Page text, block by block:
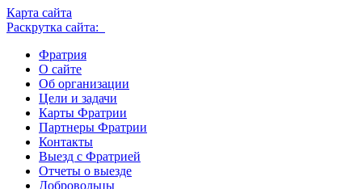
Карта сайта
Раскрутка сайта:
Фратрия
О сайте
Об организации
Цели и задачи
Карты Фратрии
Партнеры Фратрии
Контакты
Выезд с Фратрией
Отчеты о выезде
Добровольцы